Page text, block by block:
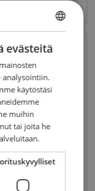
Bripress MK
FINNISH
ENGLISH TRANSLATION
evästeitä
käytöstäsi
muihin
tai joita he